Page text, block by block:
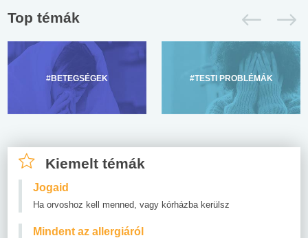
Top témák
#BETEGSÉGEK #TESTI PROBLÉMÁK
Kiemelt témák
Jogaid
Ha orvoshoz kell menned, vagy kórházba kerülsz
Mindent az allergiáról